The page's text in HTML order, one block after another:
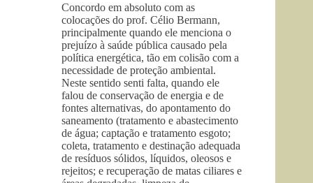
Concordo em absoluto com as
colocações do prof. Célio Bermann,
principalmente quando ele menciona o
prejuízo à saúde pública causado pela
política energética, tão em colisão com a
necessidade de proteção ambiental.
Neste sentido senti falta, quando ele
falou de conservação de energia e de
fontes alternativas, do apontamento do
saneamento (tratamento e abastecimento
de água; captação e tratamento esgoto;
coleta, tratamento e destinação adequada
de resíduos sólidos, líquidos, oleosos e
rejeitos; e recuperação de matas ciliares e